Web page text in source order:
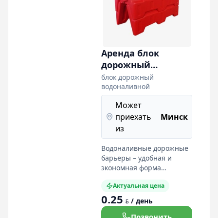
организации к
сотрудничеству на
взаимовыгодных
условиях. Ограждения для
стройплощадки,
территорий, зданий,
техники. Наш сайт:
Аренда блок
дорожный
водоналивной
блок дорожный
водоналивной
Может
приехать
из
Минск
Водоналивные дорожные
барьеры – удобная и
экономная форма
пластиковых
заграждений, когда
отпадает необходимость
Актуальная цена
0.25 BYN / день